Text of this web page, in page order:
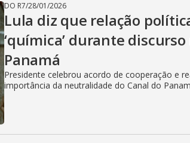
DO R7/28/01/2026
Lula diz que relação
‘química’ durante discurso
Panamá
Presidente celebrou acordo de cooperação e
importância da neutralidade do Canal do